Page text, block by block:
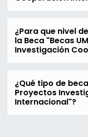
¿Para que nivel
la Beca "Becas
Investigación
¿Qué tipo de
Proyectos
Internacional"?